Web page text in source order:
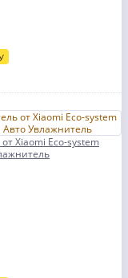
Xiaomi Eco-system